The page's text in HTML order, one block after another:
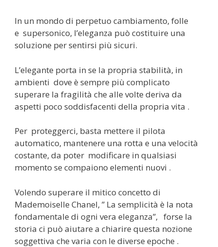
In un mondo di perpetuo cambiamento, folle
e supersonico, l’eleganza può costituire una
soluzione per sentirsi più sicuri.
L’elegante porta in se la propria stabilità, in
ambienti dove è sempre più complicato
superare la fragilità che alle volte deriva da
aspetti poco soddisfacenti della propria vita .
Per proteggerci, basta mettere il pilota
automatico, mantenere una rotta e una velocità
costante, da poter modificare in qualsiasi
momento se compaiono elementi nuovi .
Volendo superare il mitico concetto di
Mademoiselle Chanel, ” La semplicità è la nota
fondamentale di ogni vera eleganza”, forse la
storia ci può aiutare a chiarire questa nozione
soggettiva che varia con le diverse epoche .